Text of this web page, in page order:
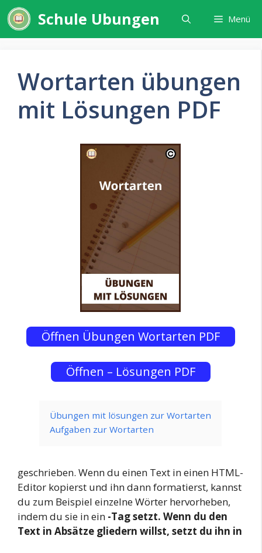
Zum
Inhalt
springen
Schule Ubungen Menü
Wortarten übungen
mit Lösungen PDF
Öffnen Übungen Wortarten PDF
Öffnen – Lösungen PDF
Übungen mit lösungen zur Wortarten
Aufgaben zur Wortarten
geschrieben. Wenn du einen Text in einen HTML-
Editor kopierst und ihn dann formatierst, kannst
du zum Beispiel einzelne Wörter hervorheben,
indem du sie in ein -Tag setzt. Wenn du den
Text in Absätze gliedern willst, setzt du ihn in